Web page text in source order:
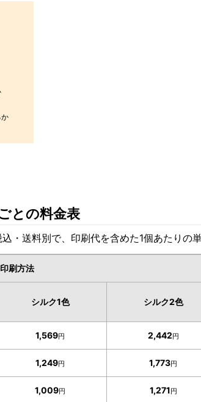
との料金表
・送料別で、印刷代を含めた1個あたりの
印刷方法
シルク1色 シルク2色
1,569円 2,442円
1,249円 1,773円
1,009円 1,271円